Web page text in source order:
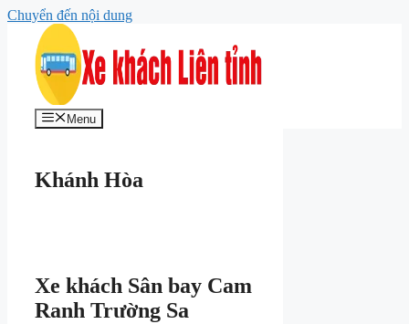
Chuyển đến nội dung
Menu
Khánh Hòa
Xe khách Sân bay Cam
Ranh Trường Sa